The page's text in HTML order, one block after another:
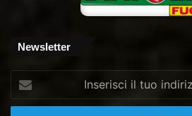
Newsletter
tuo